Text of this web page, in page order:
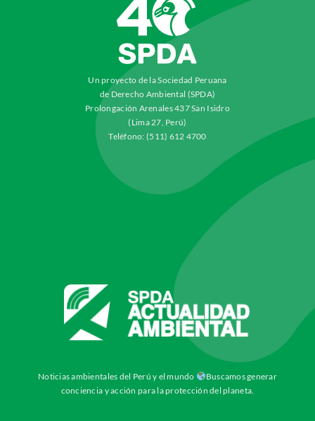
Un proyecto de la Sociedad Peruana
de Derecho Ambiental (SPDA)
Prolongación Arenales 437 San Isidro
(Lima 27, Perú)
Teléfono: (511) 612 4700
Noticias ambientales del Perú y el mundo
Buscamos generar
conciencia y acción para la protección del planeta.